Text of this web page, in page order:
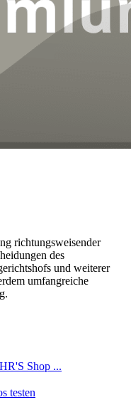
richtungsweisender
des
und weiterer
umfangreiche
Shop ...
testen